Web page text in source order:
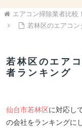
エアコン掃除業者比較
若林区のエアコ
若林区のエア
者ランキング
仙台市若林区に対応し
の会社をランキングに